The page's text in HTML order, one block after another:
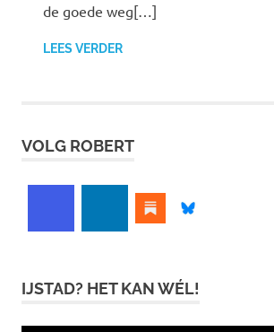
de goede weg[…]
LEES VERDER
VOLG ROBERT
IJSTAD? HET KAN WÉL!